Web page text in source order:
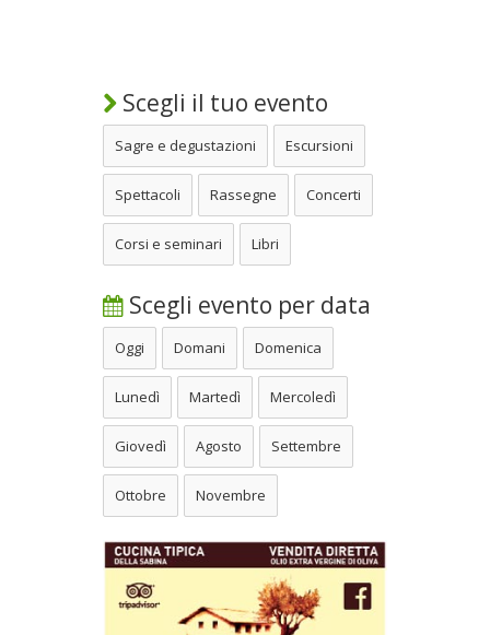
Scegli il tuo evento
Sagre e degustazioni Escursioni
Spettacoli Rassegne Concerti
Corsi e seminari Libri
Scegli evento per data
Oggi Domani Domenica
Lunedì Martedì Mercoledì
Giovedì Agosto Settembre
Ottobre Novembre